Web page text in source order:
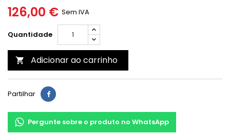
126,00 € Sem IVA
Quantidade
 Adicionar ao carrinho
Partilhar
Pergunte sobre o produto no WhatsApp